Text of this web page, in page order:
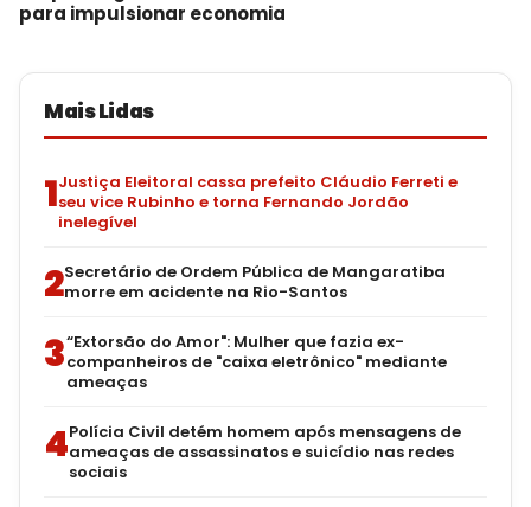
para impulsionar economia
Mais Lidas
1Justiça Eleitoral cassa prefeito Cláudio Ferreti e
seu vice Rubinho e torna Fernando Jordão
inelegível
2Secretário de Ordem Pública de Mangaratiba
morre em acidente na Rio-Santos
3“Extorsão do Amor": Mulher que fazia ex-
companheiros de "caixa eletrônico" mediante
ameaças
4Polícia Civil detém homem após mensagens de
ameaças de assassinatos e suicídio nas redes
sociais